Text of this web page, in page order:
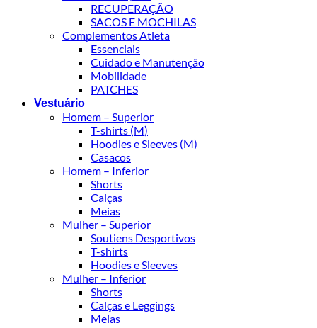
RECUPERAÇÃO
SACOS E MOCHILAS
Complementos Atleta
Essenciais
Cuidado e Manutenção
Mobilidade
PATCHES
Vestuário
Homem – Superior
T-shirts (M)
Hoodies e Sleeves (M)
Casacos
Homem – Inferior
Shorts
Calças
Meias
Mulher – Superior
Soutiens Desportivos
T-shirts
Hoodies e Sleeves
Mulher – Inferior
Shorts
Calças e Leggings
Meias